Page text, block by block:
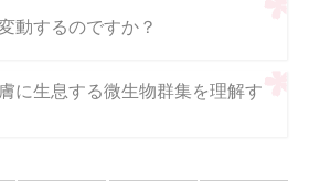
動するのですか？
に生息する微生物群集を理解す